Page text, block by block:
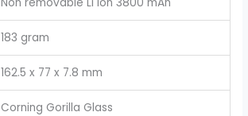
183 gram
162.5 x 77 x 7.8 mm
Corning Gorilla Glass